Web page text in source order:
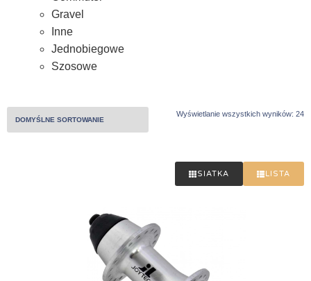
Gravel
Inne
Jednobiegowe
Szosowe
Wyświetlanie wszystkich wyników: 24
SIATKA LISTA